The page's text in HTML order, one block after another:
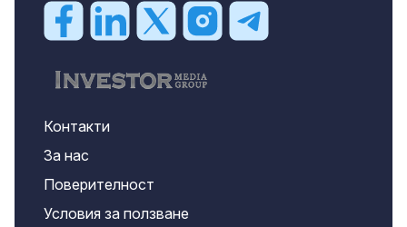
Контакти
За нас
Поверителност
Условия за ползване